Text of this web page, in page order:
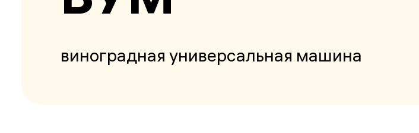
виноградная универсальная машина